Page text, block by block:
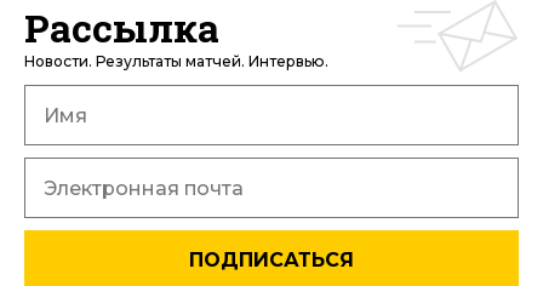
Рассылка
Новости. Результаты матчей. Интервью.
ПОДПИСАТЬСЯ